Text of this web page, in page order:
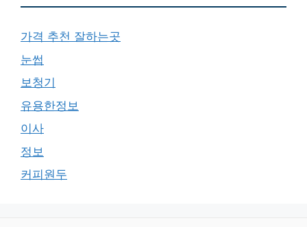
가격 추천 잘하는곳
눈썹
보청기
유용한정보
이사
정보
커피원두